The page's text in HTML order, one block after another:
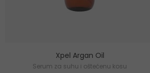
Xpel Argan Oil
Serum za suhu i oštećenu kosu